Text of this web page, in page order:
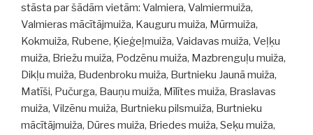
stāsta par šādām vietām: Valmiera, Valmiermuiža,
Valmieras mācītājmuiža, Kauguru muiža, Mūrmuiža,
Kokmuiža, Rubene, Ķieģeļmuiža, Vaidavas muiža, Veļķu
muiža, Briežu muiža, Podzēnu muiža, Mazbrenguļu muiža,
Dikļu muiža, Budenbroku muiža, Burtnieku Jaunā muiža,
Matīši, Pučurga, Bauņu muiža, Mīlītes muiža, Braslavas
muiža, Vilzēnu muiža, Burtnieku pilsmuiža, Burtnieku
mācītājmuiža, Dūres muiža, Briedes muiža, Seķu muiža,